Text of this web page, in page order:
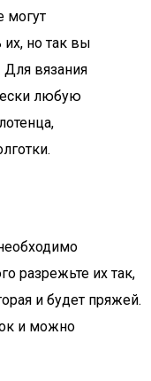
могут
но так вы
вязания
любую
разрежьте их так,
и будет пряжей.
и можно